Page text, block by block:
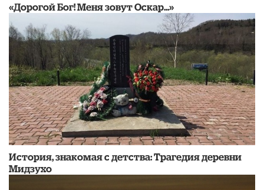
«Дорогой Бог! Меня зовут Оскар...»
История, знакомая с детства: Трагедия деревни
Мидзухо